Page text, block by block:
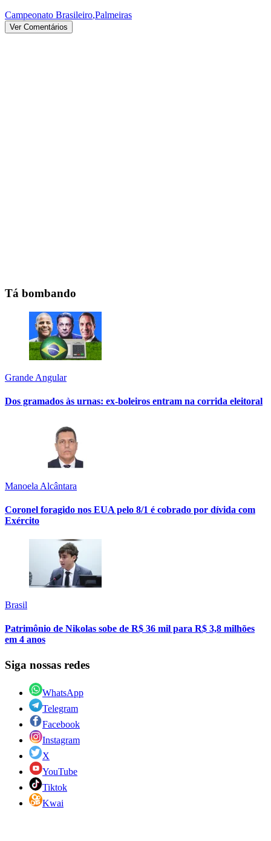
Campeonato Brasileiro,Palmeiras
Ver Comentários
Tá bombando
Grande Angular
Dos gramados às urnas: ex-boleiros entram na corrida eleitoral
Manoela Alcântara
Coronel foragido nos EUA pelo 8/1 é cobrado por dívida com
Exército
Brasil
Patrimônio de Nikolas sobe de R$ 36 mil para R$ 3,8 milhões
em 4 anos
Siga nossas redes
WhatsApp
Telegram
Facebook
Instagram
X
YouTube
Tiktok
Kwai